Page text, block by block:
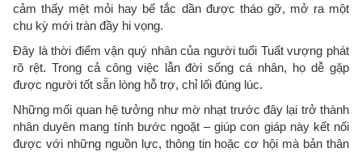
cảm thấy mệt mỏi hay bế tắc dần được tháo gỡ, mở ra một
chu kỳ mới tràn đầy hi vọng.
Đây là thời điểm vận quý nhân của người tuổi Tuất vượng phát
rõ rệt. Trong cả công việc lẫn đời sống cá nhân, họ dễ gặp
được người tốt sẵn lòng hỗ trợ, chỉ lối đúng lúc.
Những mối quan hệ tưởng như mờ nhạt trước đây lại trở thành
nhân duyên mang tính bước ngoặt – giúp con giáp này kết nối
được với những nguồn lực, thông tin hoặc cơ hội mà bản thân